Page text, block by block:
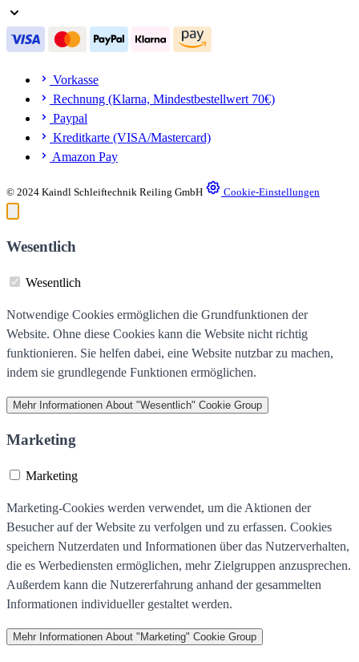
Vorkasse
Rechnung (Klarna, Mindestbestellwert 70€)
Paypal
Kreditkarte (VISA/Mastercard)
Amazon Pay
© 2024 Kaindl Schleiftechnik Reiling GmbH Cookie-Einstellungen
Wesentlich
Wesentlich
Notwendige Cookies ermöglichen die Grundfunktionen der
Website. Ohne diese Cookies kann die Website nicht richtig
funktionieren. Sie helfen dabei, eine Website nutzbar zu machen,
indem sie grundlegende Funktionen ermöglichen.
Mehr Informationen About "Wesentlich" Cookie Group
Marketing
Marketing
Marketing-Cookies werden verwendet, um die Aktionen der
Besucher auf der Website zu verfolgen und zu erfassen. Cookies
speichern Nutzerdaten und Informationen über das Nutzerverhalten,
die es Werbediensten ermöglichen, mehr Zielgruppen anzusprechen.
Außerdem kann die Nutzererfahrung anhand der gesammelten
Informationen individueller gestaltet werden.
Mehr Informationen About "Marketing" Cookie Group